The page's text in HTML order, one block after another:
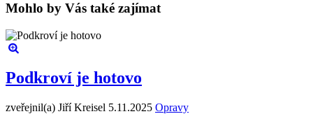
Mohlo by Vás také zajímat
Podkroví je hotovo
zveřejnil(a) Jiří Kreisel 5.11.2025 Opravy